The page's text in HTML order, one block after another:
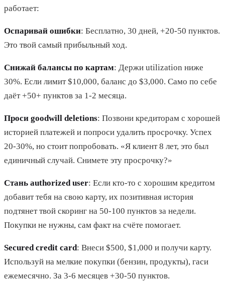
работает:
Оспаривай ошибки: Бесплатно, 30 дней, +20-50 пунктов.
Это твой самый прибыльный ход.
Снижай балансы по картам: Держи utilization ниже
30%. Если лимит $10,000, баланс до $3,000. Само по себе
даёт +50+ пунктов за 1-2 месяца.
Проси goodwill deletions: Позвони кредиторам с хорошей
историей платежей и попроси удалить просрочку. Успех
20-30%, но стоит попробовать. «Я клиент 8 лет, это был
единичный случай. Снимете эту просрочку?»
Стань authorized user: Если кто-то с хорошим кредитом
добавит тебя на свою карту, их позитивная история
подтянет твой скоринг на 50-100 пунктов за недели.
Покупки не нужны, сам факт на счёте помогает.
Secured credit card: Внеси $500, $1,000 и получи карту.
Используй на мелкие покупки (бензин, продукты), гаси
ежемесячно. За 3-6 месяцев +30-50 пунктов.